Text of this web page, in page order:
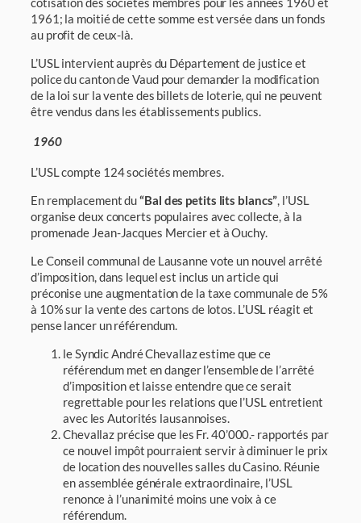
1961; la moitié de cette somme est versée dans un fonds
au profit de ceux-là.
L’USL intervient auprès du Département de justice et
police du canton de Vaud pour demander la modification
de la loi sur la vente des billets de loterie, qui ne peuvent
être vendus dans les établissements publics.
1960
L’USL compte 124 sociétés membres.
En remplacement du“Bal des petits lits blancs”, l’USL
organise deux concerts populaires avec collecte, à la
promenade Jean-Jacques Mercier et à Ouchy.
Le Conseil communal de Lausanne vote un nouvel arrêté
d’imposition, dans lequel est inclus un article qui
préconise une augmentation de la taxe communale de 5%
à 10% sur la vente des cartons de lotos. L’USL réagit et
pense lancer un référendum.
le Syndic André Chevallaz estime que ce
référendum met en danger l’ensemble de l’arrêté
d’im­position et laisse entendre que ce serait
regrettable pour les relations que l’USL entre­tient
avec les Autorités lausannoises.
Chevallaz précise que les Fr. 40’000.- rappor­tés par
ce nouvel impôt pourraient servir à diminuer le prix
de location des nouvelles salles du Casino. Réunie
en assemblée générale extraordinaire, l’USL
renonce à l’unanimité moins une voix à ce
référendum.